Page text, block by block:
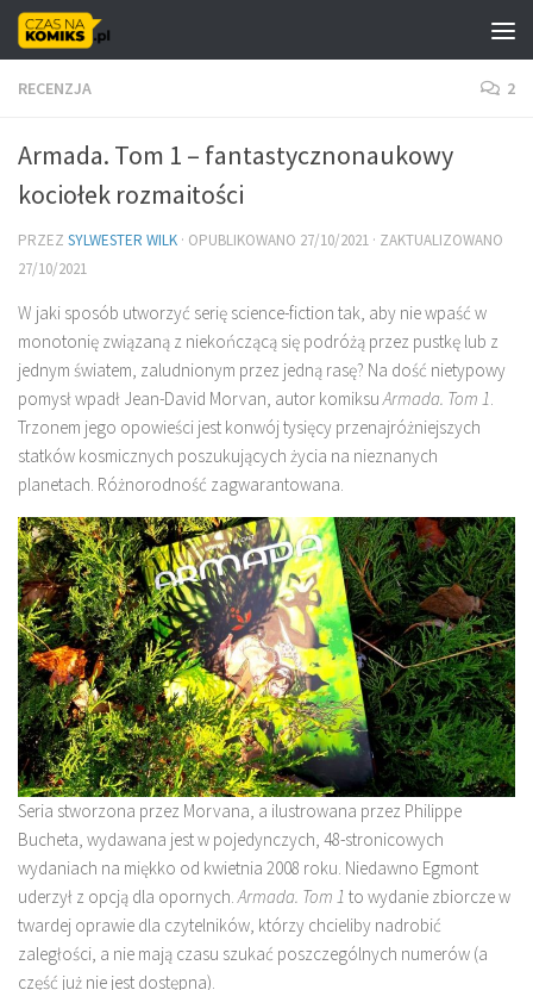
Skip to content
RECENZJA 2
Armada. Tom 1 – fantastycznonaukowy
kociołek rozmaitości
PRZEZ SYLWESTER WILK · OPUBLIKOWANO 27/10/2021 · ZAKTUALIZOWANO
27/10/2021
W jaki sposób utworzyć serię science-fiction tak, aby nie wpaść w
monotonię związaną z niekończącą się podróżą przez pustkę lub z
jednym światem, zaludnionym przez jedną rasę? Na dość nietypowy
pomysł wpadł Jean-David Morvan, autor komiksuArmada. Tom 1.
Trzonem jego opowieści jest konwój tysięcy przenajróżniejszych
statków kosmicznych poszukujących życia na nieznanych
planetach. Różnorodność zagwarantowana.
Seria stworzona przez Morvana, a ilustrowana przez Philippe
Bucheta, wydawana jest w pojedynczych, 48-stronicowych
wydaniach na miękko od kwietnia 2008 roku. Niedawno Egmont
uderzył z opcją dla opornych.Armada. Tom 1 to wydanie zbiorcze w
twardej oprawie dla czytelników, którzy chcieliby nadrobić
zaległości, a nie mają czasu szukać poszczególnych numerów (a
część już nie jest dostępna).